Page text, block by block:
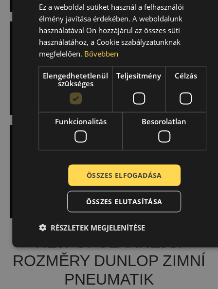
DUNLOP
185/65 R15
VYBERTE SI PNEUMATIKU >
225/50 R17
VYBERTE SI PNEUMATIKU >
NEJPOPULÁRNĚJŠÍ
ROZMĚRY DUNLOP ZIMNÍ
PNEUMATIK
Ez a weboldal sütiket használ a felhasználói
élmény javítása érdekében. A weboldalunk
használatával Ön hozzájárul az összes süti
használatához, a Cookie szabályzatunknak
megfelelően. Bővebben
Elengedhetetlenül
szükséges
Teljesítmény Célzás
Funkcionalitás Besorolatlan
ÖSSZES ELFOGADÁSA
ÖSSZES ELUTASÍTÁSA
RÉSZLETEK MEGJELENÍTÉSE